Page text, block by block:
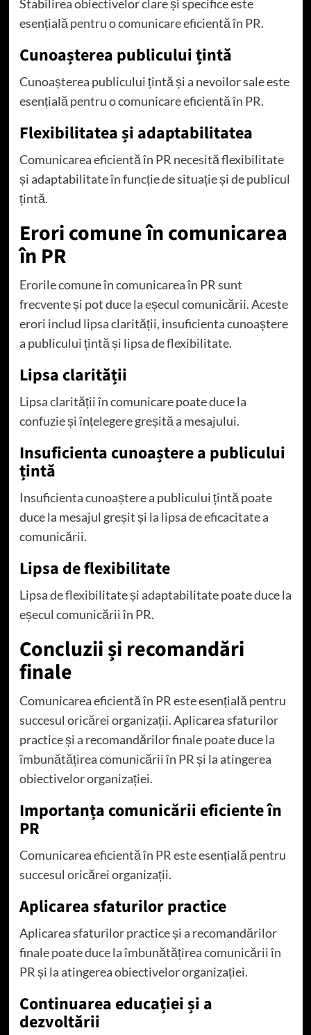
Stabilirea obiectivelor clare și specifice este
esențială pentru o comunicare eficientă în PR.
Cunoașterea publicului țintă
Cunoașterea publicului țintă și a nevoilor sale este
esențială pentru o comunicare eficientă în PR.
Flexibilitatea și adaptabilitatea
Comunicarea eficientă în PR necesită flexibilitate
și adaptabilitate în funcție de situație și de publicul
țintă.
Erori comune în comunicarea
în PR
Erorile comune în comunicarea în PR sunt
frecvente și pot duce la eșecul comunicării. Aceste
erori includ lipsa clarității, insuficienta cunoaștere
a publicului țintă și lipsa de flexibilitate.
Lipsa clarității
Lipsa clarității în comunicare poate duce la
confuzie și înțelegere greșită a mesajului.
Insuficienta cunoaștere a publicului
țintă
Insuficienta cunoaștere a publicului țintă poate
duce la mesajul greșit și la lipsa de eficacitate a
comunicării.
Lipsa de flexibilitate
Lipsa de flexibilitate și adaptabilitate poate duce la
eșecul comunicării în PR.
Concluzii și recomandări
finale
Comunicarea eficientă în PR este esențială pentru
succesul oricărei organizații. Aplicarea sfaturilor
practice și a recomandărilor finale poate duce la
îmbunătățirea comunicării în PR și la atingerea
obiectivelor organizației.
Importanța comunicării eficiente în
PR
Comunicarea eficientă în PR este esențială pentru
succesul oricărei organizații.
Aplicarea sfaturilor practice
Aplicarea sfaturilor practice și a recomandărilor
finale poate duce la îmbunătățirea comunicării în
PR și la atingerea obiectivelor organizației.
Continuarea educației și a
dezvoltării